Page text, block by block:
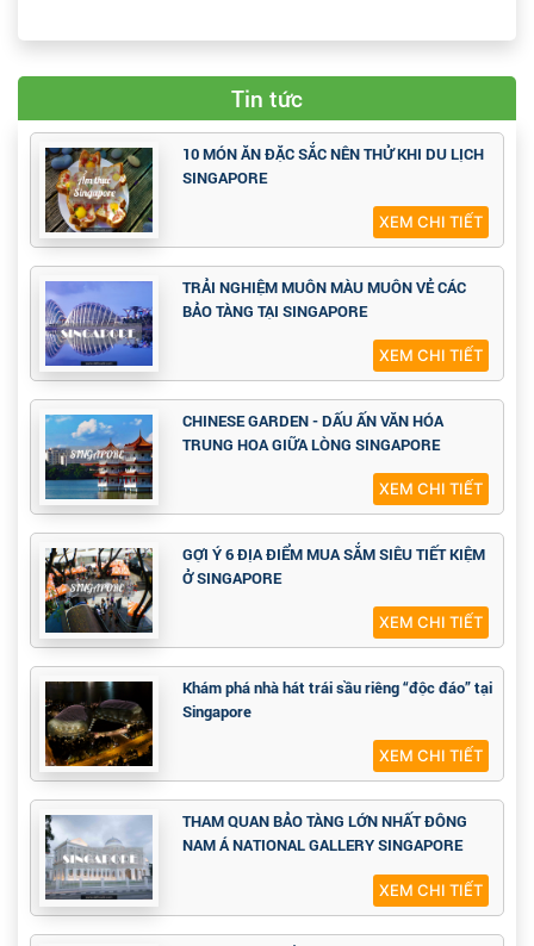
Tin tức
10 MÓN ĂN ĐẶC SẮC NÊN THỬ KHI DU LỊCH
SINGAPORE
XEM CHI TIẾT
TRẢI NGHIỆM MUÔN MÀU MUÔN VẺ CÁC
BẢO TÀNG TẠI SINGAPORE
XEM CHI TIẾT
CHINESE GARDEN - DẤU ẤN VĂN HÓA
TRUNG HOA GIỮA LÒNG SINGAPORE
XEM CHI TIẾT
GỢI Ý 6 ĐỊA ĐIỂM MUA SẮM SIÊU TIẾT KIỆM
Ở SINGAPORE
XEM CHI TIẾT
Khám phá nhà hát trái sầu riêng “độc đáo” tại
Singapore
XEM CHI TIẾT
THAM QUAN BẢO TÀNG LỚN NHẤT ĐÔNG
NAM Á NATIONAL GALLERY SINGAPORE
XEM CHI TIẾT